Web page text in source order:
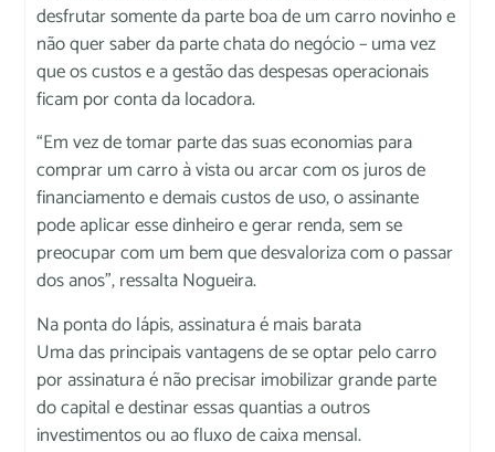
desfrutar somente da parte boa de um carro novinho e
não quer saber da parte chata do negócio – uma vez
que os custos e a gestão das despesas operacionais
ficam por conta da locadora.
“Em vez de tomar parte das suas economias para
comprar um carro à vista ou arcar com os juros de
financiamento e demais custos de uso, o assinante
pode aplicar esse dinheiro e gerar renda, sem se
preocupar com um bem que desvaloriza com o passar
dos anos”, ressalta Nogueira.
Na ponta do lápis, assinatura é mais barata
Uma das principais vantagens de se optar pelo carro
por assinatura é não precisar imobilizar grande parte
do capital e destinar essas quantias a outros
investimentos ou ao fluxo de caixa mensal.